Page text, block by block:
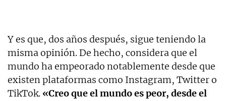
Y es que, dos años después, sigue teniendo la
misma opinión. De hecho, considera que el
mundo ha empeorado notablemente desde que
existen plataformas como Instagram, Twitter o
TikTok. «Creo que el mundo es peor, desde el